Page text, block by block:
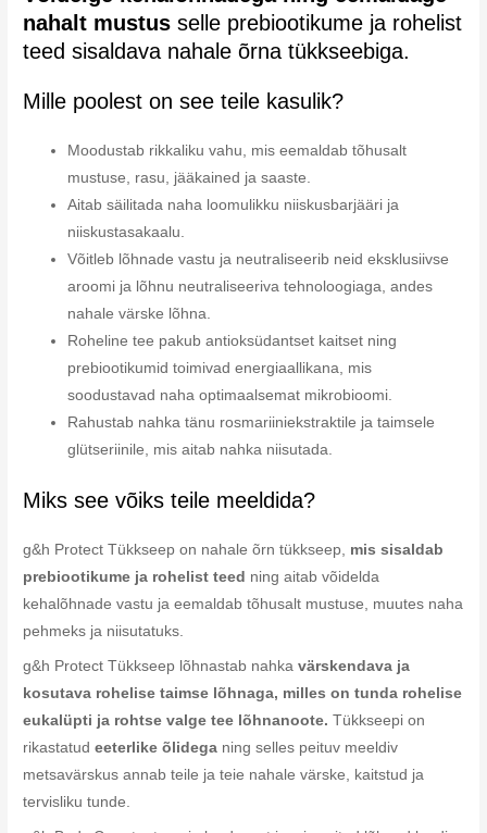
nahalt mustus selle prebiootikume ja rohelist
teed sisaldava nahale õrna tükkseebiga.
Mille poolest on see teile kasulik?
Moodustab rikkaliku vahu, mis eemaldab tõhusalt
mustuse, rasu, jääkained ja saaste.
Aitab säilitada naha loomulikku niiskusbarjääri ja
niiskustasakaalu.
Võitleb lõhnade vastu ja neutraliseerib neid eksklusiivse
aroomi ja lõhnu neutraliseeriva tehnoloogiaga, andes
nahale värske lõhna.
Roheline tee pakub antioksüdantset kaitset ning
prebiootikumid toimivad energiaallikana, mis
soodustavad naha optimaalsemat mikrobioomi.
Rahustab nahka tänu rosmariiniekstraktile ja taimsele
glütseriinile, mis aitab nahka niisutada.
Miks see võiks teile meeldida?
g&h Protect Tükkseep on nahale õrn tükkseep, mis sisaldab
prebiootikume ja rohelist teed ning aitab võidelda
kehalõhnade vastu ja eemaldab tõhusalt mustuse, muutes naha
pehmeks ja niisutatuks.
g&h Protect Tükkseep lõhnastab nahkavärskendava ja
kosutava rohelise taimse lõhnaga, milles on tunda rohelise
eukalüpti ja rohtse valge tee lõhnanoote. Tükkseepi on
rikastatudeeterlike õlidega ning selles peituv meeldiv
metsavärskus annab teile ja teie nahale värske, kaitstud ja
tervisliku tunde.